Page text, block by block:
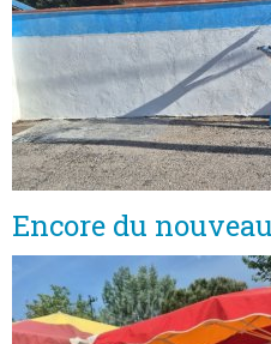
Encore du